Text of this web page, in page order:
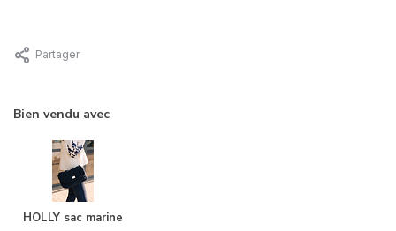
Partager
Bien vendu avec
HOLLY sac marine